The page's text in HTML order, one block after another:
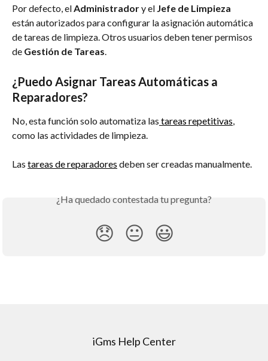
Por defecto, el Administrador y el Jefe de Limpieza
están autorizados para configurar la asignación automática
de tareas de limpieza. Otros usuarios deben tener permisos
de Gestión de Tareas.
¿Puedo Asignar Tareas Automáticas a
Reparadores?
No, esta función solo automatiza las tareas repetitivas,
como las actividades de limpieza.
Las tareas de reparadores deben ser creadas manualmente.
¿Ha quedado contestada tu pregunta?
😞 😐 😃
iGms Help Center